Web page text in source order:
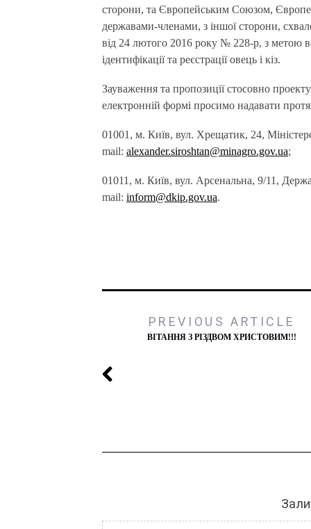
сторони, та Європейським Союзом,
державами-членами, з іншої сторони,
від 24 лютого 2016 року № 228-р, з метою
ідентифікації та реєстрації овець і кіз.
Зауваження та пропозиції стосовно
електронній формі просимо надавати
01001, м. Київ, вул. Хрещатик, 24,
mail: alexander.siroshtan@minagro.gov.ua;
01011, м. Київ, вул. Арсенальна, 9/11,
mail: inform@dkip.gov.ua.
PREVIOUS ARTICLE
ВІТАННЯ З РІЗДВОМ ХРИСТОВИМ!!!